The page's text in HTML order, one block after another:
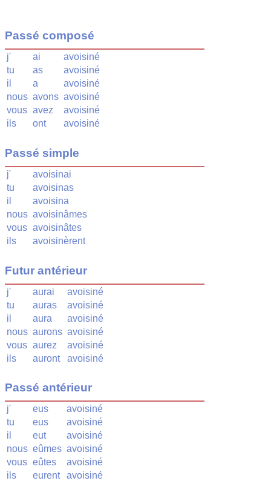
Passé composé
j' ai
avoisiné
tu
as
avoisiné
il
a
avoisiné
nous avons avoisiné
vous avez
avoisiné
ils
ont avoisiné
Passé simple
j'
avoisinai
tu
avoisinas
il
avoisina
nous avoisinâmes
vous avoisinâtes
ils
avoisinèrent
Futur antérieur
j' aurai
avoisiné
tu
auras
avoisiné
il
aura
avoisiné
nous aurons avoisiné
vous aurez
avoisiné
ils
auront avoisiné
Passé antérieur
j' eus
avoisiné
tu
eus
avoisiné
il
eut
avoisiné
nous eûmes avoisiné
vous eûtes
avoisiné
ils
eurent avoisiné